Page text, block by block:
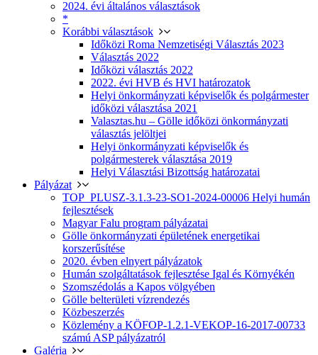
2024. évi általános választások
*
Korábbi választások
Időközi Roma Nemzetiségi Választás 2023
Választás 2022
Időközi választás 2022
2022. évi HVB és HVI határozatok
Helyi önkormányzati képviselők és polgármester
időközi választása 2021
Valasztas.hu – Gölle időközi önkormányzati
választás jelöltjei
Helyi önkormányzati képviselők és
polgármesterek választása 2019
Helyi Választási Bizottság határozatai
Pályázat
TOP_PLUSZ-3.1.3-23-SO1-2024-00006 Helyi humán
fejlesztések
Magyar Falu program pályázatai
Gölle önkormányzati épületének energetikai
korszerűsítése
2020. évben elnyert pályázatok
Humán szolgáltatások fejlesztése Igal és Környékén
Szomszédolás a Kapos völgyében
Gölle belterületi vízrendezés
Közbeszerzés
Közlemény a KÖFOP-1.2.1-VEKOP-16-2017-00733
számú ASP pályázatról
Galéria